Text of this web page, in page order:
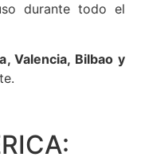
durante todo el
Valencia, Bilbao y